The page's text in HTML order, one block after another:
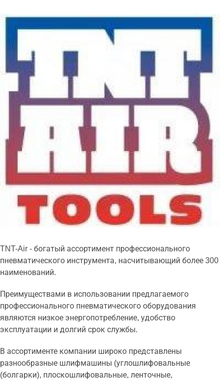
TNT-Air - богатый ассортимент профессионального
пневматического инструмента, насчитывающий более 300
наименований.
Преимуществами в использовании предлагаемого
профессионального пневматического оборудования
являются низкое энергопотребление, удобство
эксплуатации и долгий срок службы.
В ассортименте компании широко представлены
разнообразные шлифмашины (углошлифовальные
(болгарки), плоскошлифовальные, ленточные,